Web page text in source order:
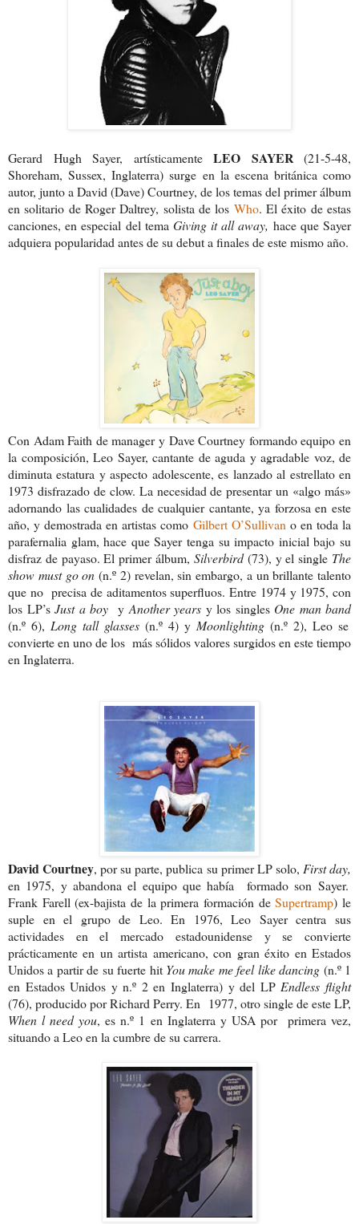
Gerard Hugh Sayer, artísticamente LEO SAYER(21-5-48,
Shoreham, Sussex, Inglaterra) surge en la escena británica como
autor, junto a David (Dave) Courtney, de los temas del primer álbum
en solitario de Roger Daltrey, solista de los Who. El éxito de estas
canciones, en especial del tema Giving it all away, hace que Sayer
adquiera popularidad antes de su debut a finales de este mismo año.
Con Adam Faith de manager y Dave Courtney formando equipo en
la composición, Leo Sayer, cantante de aguda y agradable voz, de
diminuta estatura y aspecto adolescente, es lanzado al estrellato en
1973 disfrazado de clow. La necesidad de presentar un «algo más»
adornando las cualidades de cualquier cantante, ya forzosa en este
año, y demostrada en artistas como Gilbert O’Sullivan o en toda la
parafernalia glam, hace que Sayer tenga su impacto inicial bajo su
disfraz de payaso.El primer álbum, Silverbird(73), y el single The
show must go on (n.º 2) revelan, sin embargo, a un brillante talento
que no precisa de aditamentos superfluos. Entre 1974 y 1975, con
los LP’s Just a boy y Another years y los singles One man band
(n.º 6), Long tall glasses (n.º 4) y Moonlighting (n.º 2), Leo se
convierte en uno de los más sólidos valores surgidos en este tiempo
en Inglaterra.
David Courtney, por su parte, publica su primer LP solo, First day,
en 1975, y abandona el equipo que había formado son Sayer.
Frank Farell (ex-bajista de la primera formación deSupertramp) le
suple en el grupo de Leo. En 1976, Leo Sayer centra sus
actividades en el mercado estadounidense y se convierte
prácticamente en un artista americano, con gran éxito en Estados
Unidos a partir de su fuerte hit You make me feel like dancing (n.º 1
en Estados Unidos y n.º 2 en Inglaterra) y del LP Endless flight
(76), producido por Richard Perry. En 1977, otro single de este LP,
When l need you, es n.º 1 en Inglaterra y USA por primera vez,
situando a Leo en la cumbre de su carrera.